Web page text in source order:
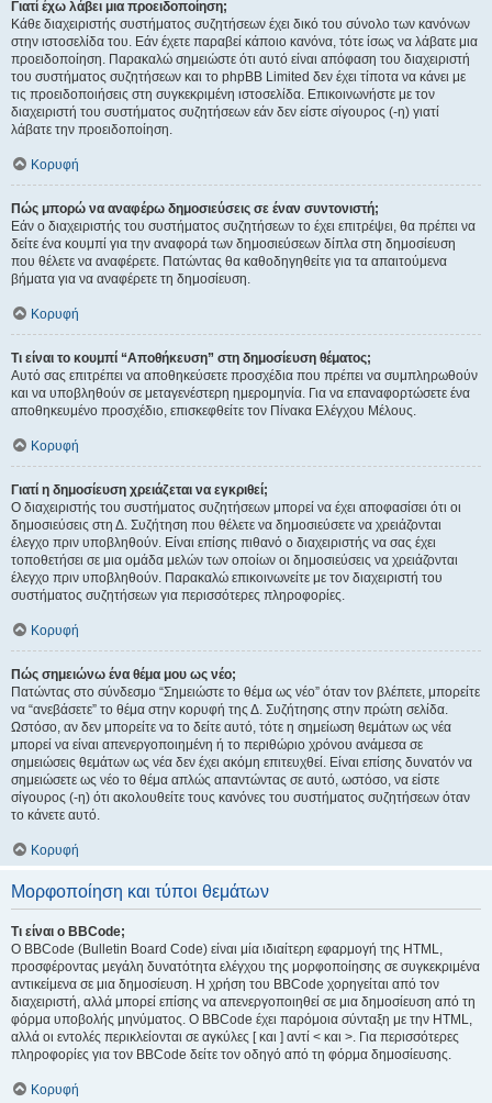
Γιατί έχω λάβει μια προειδοποίηση;
Κάθε διαχειριστής συστήματος συζητήσεων έχει δικό του σύνολο των κανόνων
στην ιστοσελίδα του. Εάν έχετε παραβεί κάποιο κανόνα, τότε ίσως να λάβατε μια
προειδοποίηση. Παρακαλώ σημειώστε ότι αυτό είναι απόφαση του διαχειριστή
του συστήματος συζητήσεων και το phpBB Limited δεν έχει τίποτα να κάνει με
τις προειδοποιήσεις στη συγκεκριμένη ιστοσελίδα. Επικοινωνήστε με τον
διαχειριστή του συστήματος συζητήσεων εάν δεν είστε σίγουρος (-η) γιατί
λάβατε την προειδοποίηση.
Κορυφή
Πώς μπορώ να αναφέρω δημοσιεύσεις σε έναν συντονιστή;
Εάν ο διαχειριστής του συστήματος συζητήσεων το έχει επιτρέψει, θα πρέπει να
δείτε ένα κουμπί για την αναφορά των δημοσιεύσεων δίπλα στη δημοσίευση
που θέλετε να αναφέρετε. Πατώντας θα καθοδηγηθείτε για τα απαιτούμενα
βήματα για να αναφέρετε τη δημοσίευση.
Κορυφή
Τι είναι το κουμπί “Αποθήκευση” στη δημοσίευση θέματος;
Αυτό σας επιτρέπει να αποθηκεύσετε προσχέδια που πρέπει να συμπληρωθούν
και να υποβληθούν σε μεταγενέστερη ημερομηνία. Για να επαναφορτώσετε ένα
αποθηκευμένο προσχέδιο, επισκεφθείτε τον Πίνακα Ελέγχου Μέλους.
Κορυφή
Γιατί η δημοσίευση χρειάζεται να εγκριθεί;
Ο διαχειριστής του συστήματος συζητήσεων μπορεί να έχει αποφασίσει ότι οι
δημοσιεύσεις στη Δ. Συζήτηση που θέλετε να δημοσιεύσετε να χρειάζονται
έλεγχο πριν υποβληθούν. Είναι επίσης πιθανό ο διαχειριστής να σας έχει
τοποθετήσει σε μια ομάδα μελών των οποίων οι δημοσιεύσεις να χρειάζονται
έλεγχο πριν υποβληθούν. Παρακαλώ επικοινωνείτε με τον διαχειριστή του
συστήματος συζητήσεων για περισσότερες πληροφορίες.
Κορυφή
Πώς σημειώνω ένα θέμα μου ως νέο;
Πατώντας στο σύνδεσμο “Σημειώστε το θέμα ως νέο” όταν τον βλέπετε, μπορείτε
να “ανεβάσετε” το θέμα στην κορυφή της Δ. Συζήτησης στην πρώτη σελίδα.
Ωστόσο, αν δεν μπορείτε να το δείτε αυτό, τότε η σημείωση θεμάτων ως νέα
μπορεί να είναι απενεργοποιημένη ή το περιθώριο χρόνου ανάμεσα σε
σημειώσεις θεμάτων ως νέα δεν έχει ακόμη επιτευχθεί. Είναι επίσης δυνατόν να
σημειώσετε ως νέο το θέμα απλώς απαντώντας σε αυτό, ωστόσο, να είστε
σίγουρος (-η) ότι ακολουθείτε τους κανόνες του συστήματος συζητήσεων όταν
το κάνετε αυτό.
Κορυφή
Μορφοποίηση και τύποι θεμάτων
Τι είναι ο BBCode;
Ο BBCode (Bulletin Board Code) είναι μία ιδιαίτερη εφαρμογή της HTML,
προσφέροντας μεγάλη δυνατότητα ελέγχου της μορφοποίησης σε συγκεκριμένα
αντικείμενα σε μια δημοσίευση. Η χρήση του BBCode χορηγείται από τον
διαχειριστή, αλλά μπορεί επίσης να απενεργοποιηθεί σε μια δημοσίευση από τη
φόρμα υποβολής μηνύματος. Ο BBCode έχει παρόμοια σύνταξη με την HTML,
αλλά οι εντολές περικλείονται σε αγκύλες [ και ] αντί < και >. Για περισσότερες
πληροφορίες για τον BBCode δείτε τον οδηγό από τη φόρμα δημοσίευσης.
Κορυφή